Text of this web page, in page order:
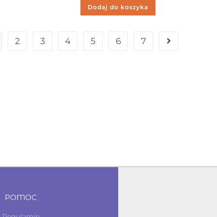
Dodaj do koszyka
2 3 4 5 6 7
POMOC